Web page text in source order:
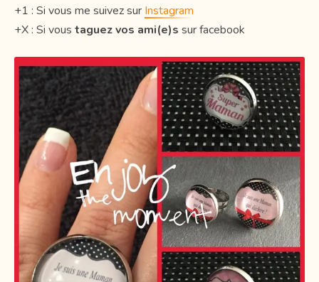
+1 : Si vous me suivez sur Instagram
+X : Si vous taguez vos ami(e)s sur facebook